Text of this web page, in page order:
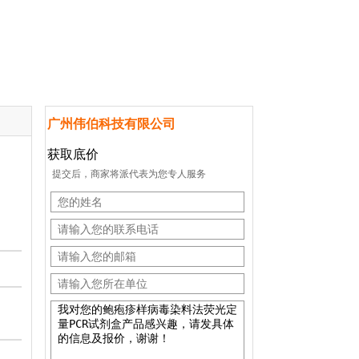
广州伟伯科技有限公司
获取底价
提交后，商家将派代表为您专人服务